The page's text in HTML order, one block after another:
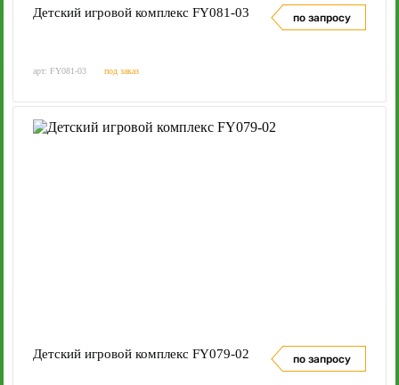
Детский игровой комплекс FY081-03 по запросу
арт: FY081-03 под заказ
Детский игровой комплекс FY079-02 по запросу